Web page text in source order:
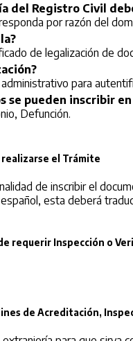
del Registro Civil
por razón del
de legalización de
para
se pueden inscribir
Defunción.
realizarse el Trámite
de inscribir el
esta deberá
requerir Inspección o
de Acreditación,